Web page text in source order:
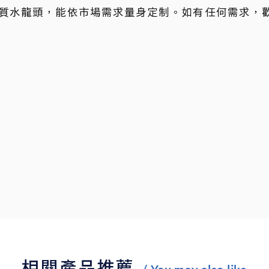
水龍頭，能依市場需求量身定制。如有任何需求，